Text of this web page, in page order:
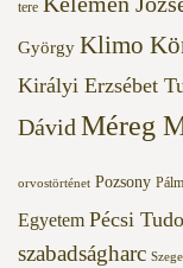
tere
György Klimo
Királyi Erzsébet
Dávid Méreg
orvostörténet Pozsony
Egyetem Pécsi
szabadságharc